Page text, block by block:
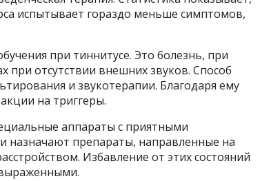
испытывает гораздо меньше симптомов,
при тиннитусе. Это болезнь, при
при отсутствии внешних звуков. Способ
и звукотерапии. Благодаря ему
на триггеры.
аппараты с приятными
препараты, направленные на
Избавление от этих состояний